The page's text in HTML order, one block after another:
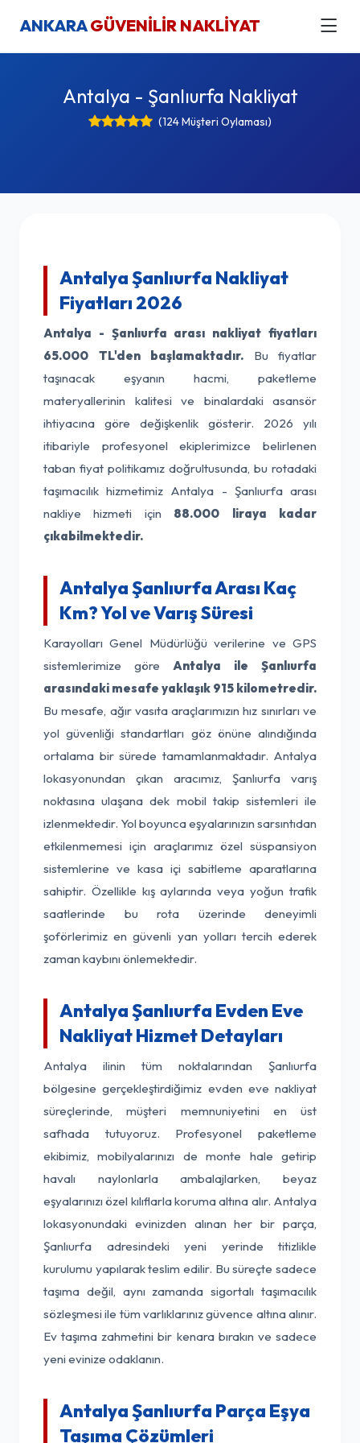
ANKARAGÜVENİLİR NAKLİYAT
Antalya - Şanlıurfa Nakliyat
(124 Müşteri Oylaması)
Antalya Şanlıurfa Nakliyat
Fiyatları 2026
Antalya - Şanlıurfa arası nakliyat fiyatları
65.000 TL'den başlamaktadır. Bu fiyatlar
taşınacak eşyanın hacmi, paketleme
materyallerinin kalitesi ve binalardaki asansör
ihtiyacına göre değişkenlik gösterir. 2026 yılı
itibariyle profesyonel ekiplerimizce belirlenen
taban fiyat politikamız doğrultusunda, bu rotadaki
taşımacılık hizmetimiz Antalya - Şanlıurfa arası
nakliye hizmeti için 88.000 liraya kadar
çıkabilmektedir.
Antalya Şanlıurfa Arası Kaç
Km? Yol ve Varış Süresi
Karayolları Genel Müdürlüğü verilerine ve GPS
sistemlerimize göre Antalya ile Şanlıurfa
arasındaki mesafe yaklaşık 915 kilometredir.
Bu mesafe, ağır vasıta araçlarımızın hız sınırları ve
yol güvenliği standartları göz önüne alındığında
ortalama bir sürede tamamlanmaktadır. Antalya
lokasyonundan çıkan aracımız, Şanlıurfa varış
noktasına ulaşana dek mobil takip sistemleri ile
izlenmektedir. Yol boyunca eşyalarınızın sarsıntıdan
etkilenmemesi için araçlarımız özel süspansiyon
sistemlerine ve kasa içi sabitleme aparatlarına
sahiptir. Özellikle kış aylarında veya yoğun trafik
saatlerinde bu rota üzerinde deneyimli
şoförlerimiz en güvenli yan yolları tercih ederek
zaman kaybını önlemektedir.
Antalya Şanlıurfa Evden Eve
Nakliyat Hizmet Detayları
Antalya ilinin tüm noktalarından Şanlıurfa
bölgesine gerçekleştirdiğimiz evden eve nakliyat
süreçlerinde, müşteri memnuniyetini en üst
safhada tutuyoruz. Profesyonel paketleme
ekibimiz, mobilyalarınızı de monte hale getirip
havalı naylonlarla ambalajlarken, beyaz
eşyalarınızı özel kılıflarla koruma altına alır. Antalya
lokasyonundaki evinizden alınan her bir parça,
Şanlıurfa adresindeki yeni yerinde titizlikle
kurulumu yapılarak teslim edilir. Bu süreçte sadece
taşıma değil, aynı zamanda sigortalı taşımacılık
sözleşmesi ile tüm varlıklarınız güvence altına alınır.
Ev taşıma zahmetini bir kenara bırakın ve sadece
yeni evinize odaklanın.
Antalya Şanlıurfa Parça Eşya
Taşıma Çözümleri